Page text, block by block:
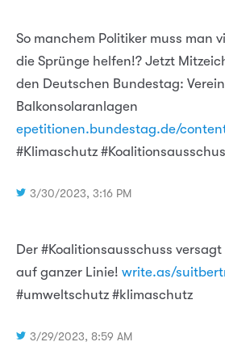
So manchem Politiker muss man
die Sprünge helfen!? Jetzt
den Deutschen Bundestag:
Balkonsolaranlagen
epetitionen.bundestag.de/
#Klimaschutz
3/30/2023, 3:16 PM
Der #Koalitionsausschuss
auf ganzer Linie! write.as/
#umweltschutz #klimaschutz
3/29/2023, 8:59 AM